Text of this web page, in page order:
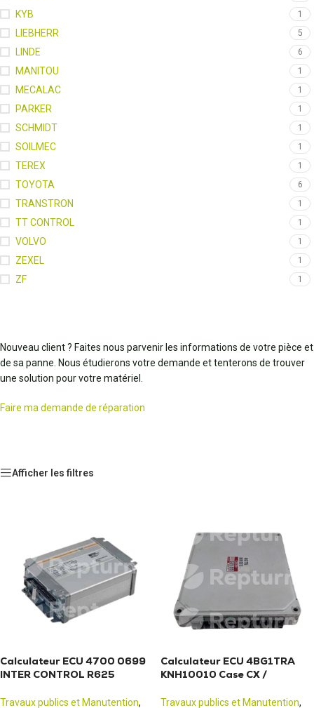
KYB 1
LIEBHERR 5
LINDE 6
MANITOU 1
MECALAC 1
PARKER 1
SCHMIDT 1
SOILMEC 1
TEREX 1
TOYOTA 6
TRANSTRON 1
TT CONTROL 1
VOLVO 1
ZEXEL 1
ZF 1
Nouveau client ? Faites nous parvenir les informations de votre pièce et
de sa panne. Nous étudierons votre demande et tenterons de trouver
une solution pour votre matériel.
Faire ma demande de réparation
Afficher les filtres
Calculateur ECU 4700 0699
INTER CONTROL R625
Travaux publics et Manutention,
Calculateur ECU 4BG1TRA
KNH10010 Case CX /
Travaux publics et Manutention,